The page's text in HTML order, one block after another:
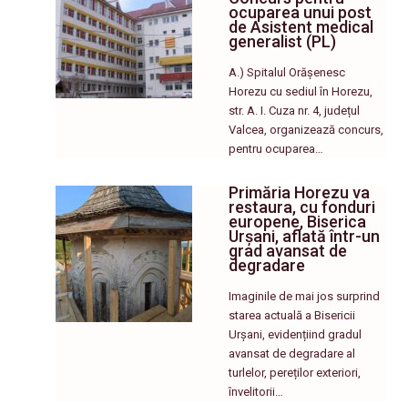
ocuparea unui post
de Asistent medical
generalist (PL)
A.) Spitalul Orășenesc
Horezu cu sediul în Horezu,
str. A. I. Cuza nr. 4, județul
Valcea, organizează concurs,
pentru ocuparea…
Primăria Horezu va
restaura, cu fonduri
europene, Biserica
Urșani, aflată într-un
grad avansat de
degradare
Imaginile de mai jos surprind
starea actuală a Bisericii
Urșani, evidențiind gradul
avansat de degradare al
turlelor, pereților exteriori,
învelitorii…